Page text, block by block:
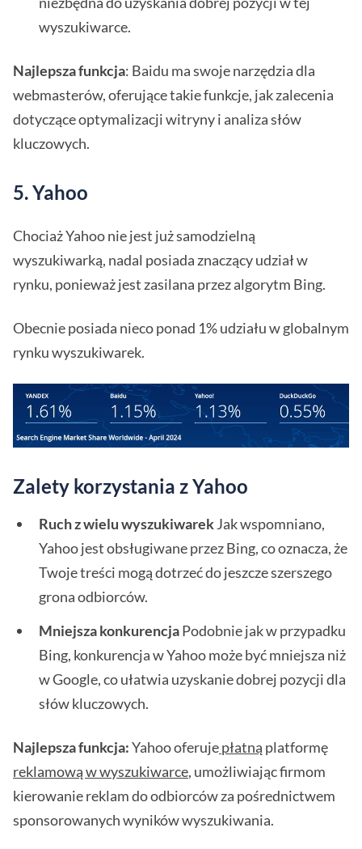
wyszukiwarce.
Najlepsza funkcja: Baidu ma swoje narzędzia dla
webmasterów, oferujące takie funkcje, jak zalecenia
dotyczące optymalizacji witryny i analiza słów
kluczowych.
5. Yahoo
Chociaż Yahoo nie jest już samodzielną
wyszukiwarką, nadal posiada znaczący udział w
rynku, ponieważ jest zasilana przez algorytm Bing.
Obecnie posiada nieco ponad 1% udziału w globalnym
rynku wyszukiwarek.
Zalety korzystania z Yahoo
Ruch z wielu wyszukiwarekJak wspomniano,
Yahoo jest obsługiwane przez Bing, co oznacza, że
Twoje treści mogą dotrzeć do jeszcze szerszego
grona odbiorców.
Mniejsza konkurencjaPodobnie jak w przypadku
Bing, konkurencja w Yahoo może być mniejsza niż
w Google, co ułatwia uzyskanie dobrej pozycji dla
słów kluczowych.
Najlepsza funkcja:Yahoo oferujepłatną platformę
reklamową w wyszukiwarce, umożliwiając firmom
kierowanie reklam do odbiorców za pośrednictwem
sponsorowanych wyników wyszukiwania.